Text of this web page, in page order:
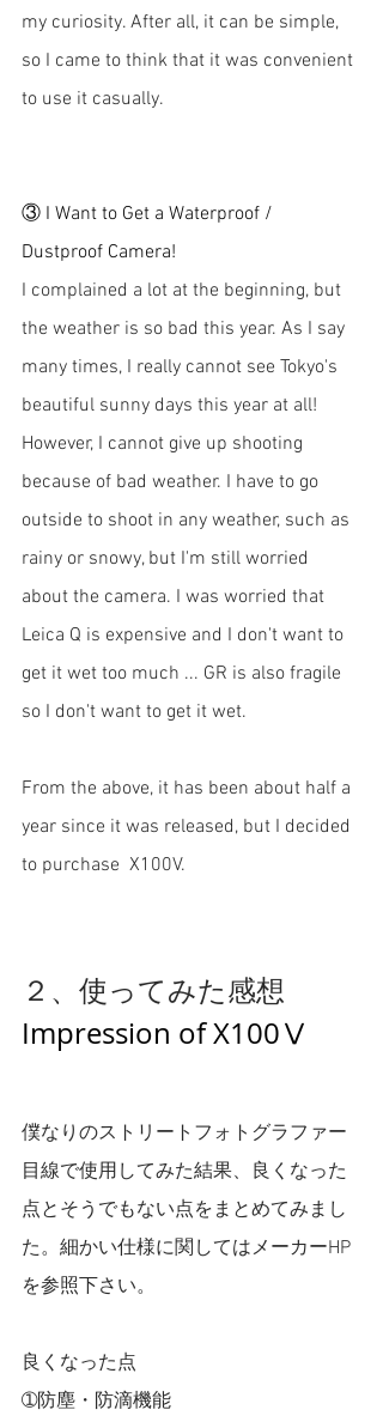
my curiosity. After all, it can be simple,
so I came to think that it was convenient
to use it casually.
③ I Want to Get a Waterproof /
Dustproof Camera!
I complained a lot at the beginning, but
the weather is so bad this year. As I say
many times, I really cannot see Tokyo's
beautiful sunny days this year at all!
However, I cannot give up shooting
because of bad weather. I have to go
outside to shoot in any weather, such as
rainy or snowy, but I'm still worried
about the camera. I was worried that
Leica Q is expensive and I don't want to
get it wet too much ... GR is also fragile
so I don't want to get it wet.
From the above, it has been about half a
year since it was released, but I decided
to purchase  X100V.
２、使ってみた感想
Impression of X100Ⅴ
僕なりのストリートフォトグラファー
目線で使用してみた結果、良くなった
点とそうでもない点をまとめてみまし
た。細かい仕様に関してはメーカーHP
を参照下さい。
良くなった点
➀防塵・防滴機能